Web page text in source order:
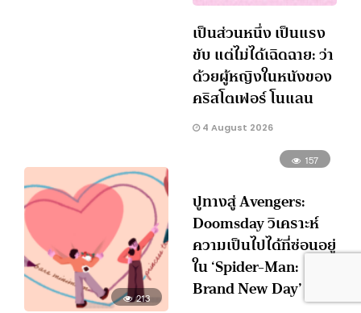
เป็นส่วนหนึ่ง เป็นแรง
ขับ แต่ไม่ได้เฉิดฉาย: ว่า
ด้วยผู้หญิงในหนังของ
คริสโตเฟอร์ โนแลน
4 August 2026
213
157
ปูทางสู่ Avengers:
Doomsday วิเคราะห์
ความเป็นไปได้ที่ซ่อนอยู่
ใน ‘Spider-Man:
Brand New Day’